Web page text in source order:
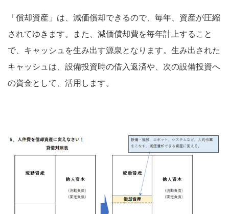
「償却資産」は、減価償却できるので、毎年、資産が圧縮
されてゆきます。また、減価償却費を毎年計上すること
で、キャッシュを生み出す源泉となります。生み出された
キャッシュは、設備投資時の借入返済や、次の設備投資へ
の資金として、活用します。